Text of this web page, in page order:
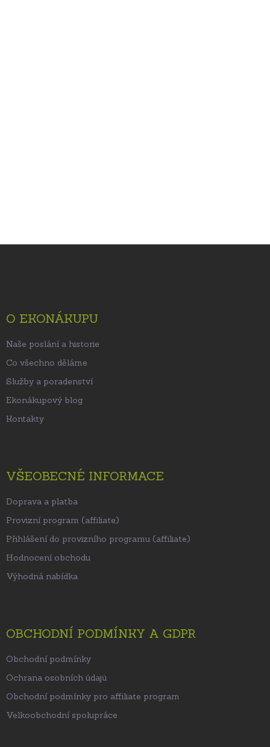
O EKONÁKUPU
Naše poslání a historie
Co všechno děláme
Služby a poradenství
Ekonákupový blog
Kontakty
VŠEOBECNÉ INFORMACE
Doprava a platba
Provizní program (affiliate)
Přihlášení do provizního programu (affiliate)
Hodnocení obchodu
Výhodná nabídka
OBCHODNÍ PODMÍNKY A GDPR
Obchodní podmínky
Ochrana osobních údajů
Obchodní podmínky pro affiliate program
Velkoobchodní spolupráce